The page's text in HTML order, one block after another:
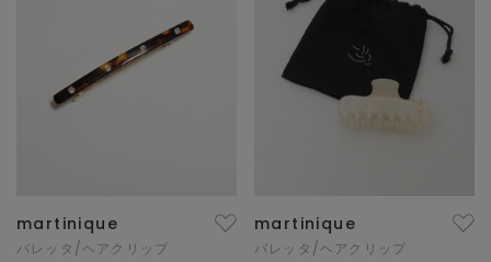
martinique
バレッタ/ヘアクリップ
martinique
バレッタ/ヘアクリップ